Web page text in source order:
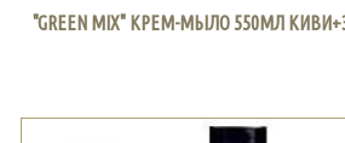
"GREEN MIX" КРЕМ-МЫЛО 550МЛ